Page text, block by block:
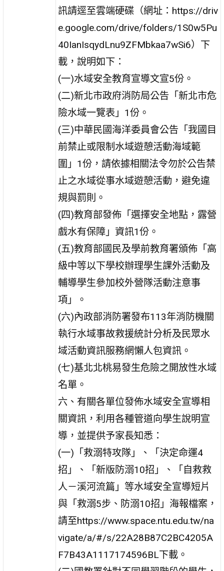
訊請逕至雲端硬碟（網址：https://driv
e.google.com/drive/folders/1S0w5Pu
40IanIsqydLnu9ZFMbkaa7wSi6）下
載，說明如下：
(一)水域安全教育宣導文宣5份。
(二)新北市政府消防局公告「新北市危
險水域一覽表」1份。
(三)中華民國海洋委員會公告「我國目
前禁止或限制水域遊憩活動海域範
圍」1份，請依據相關法令勿於公告禁
止之水域從事水域遊憩活動，避免違
規與罰則。
(四)教育部發佈「選擇安全地點，露營
戲水有保障」資訊1份。
(五)教育部國民及學前教育署頒佈「高
級中等以下學校辦理學生課外活動及
輔導學生參加校外營隊活動注意事
項」。
(六)內政部消防署發布113年消防機關
執行水域事故救援統計分析及民眾水
域活動資訊服務網懶人包資訊。
(七)基北北桃易發生危險之開放性水域
名單。
六、有關各單位發佈水域安全宣導相
關資訊，利用各種管道向學生說明宣
導，並提供予家長知悉：
(一)「救溺特攻隊」、「決定命運4
招」、「新版防溺10招」、「自救救
人－溪河流篇」等水域安全宣導短片
與「救溺5步、防溺10招」海報檔案，
請至https://www.space.ntu.edu.tw/na
vigate/a/#/s/22A28B87C2BC4205A
F7B43A1117174596BL下載。